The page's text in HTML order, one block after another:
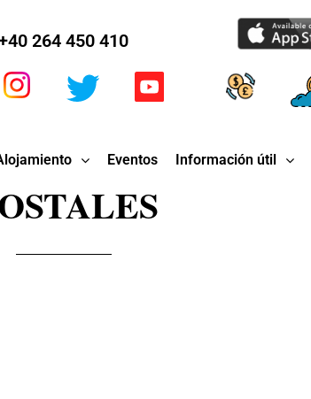
264 450 410
Eventos Información útil